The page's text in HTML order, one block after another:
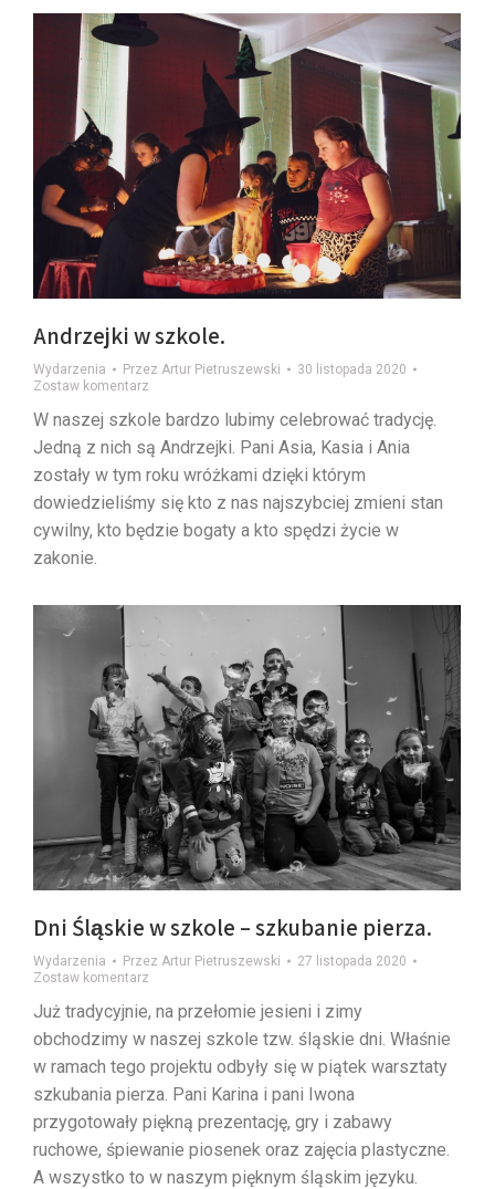
Andrzejki w szkole.
Wydarzenia Przez Artur Pietruszewski
30 listopada 2020
Zostaw komentarz
W naszej szkole bardzo lubimy celebrować tradycję.
Jedną z nich są Andrzejki. Pani Asia, Kasia i Ania
zostały w tym roku wróżkami dzięki którym
dowiedzieliśmy się kto z nas najszybciej zmieni stan
cywilny, kto będzie bogaty a kto spędzi życie w
zakonie.
Dni Śląskie w szkole – szkubanie pierza.
Wydarzenia Przez Artur Pietruszewski
27 listopada 2020
Zostaw komentarz
Już tradycyjnie, na przełomie jesieni i zimy
obchodzimy w naszej szkole tzw. śląskie dni. Właśnie
w ramach tego projektu odbyły się w piątek warsztaty
szkubania pierza. Pani Karina i pani Iwona
przygotowały piękną prezentację, gry i zabawy
ruchowe, śpiewanie piosenek oraz zajęcia plastyczne.
A wszystko to w naszym pięknym śląskim języku.